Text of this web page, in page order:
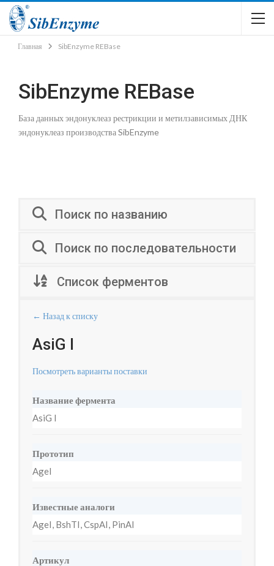
Главная SibEnzyme REBase
SibEnzyme REBase
База данных эндонуклеаз рестрикции и метилзависимых ДНК
эндонуклеаз производства SibEnzyme
Поиск по названию
Поиск по последовательности
Список ферментов
← Назад к списку
AsiG I
Посмотреть варианты поставки
Название фермента
AsiG I
Прототип
AgeI
Известные аналоги
AgeI, BshTI, CspAI, PinAI
Артикул